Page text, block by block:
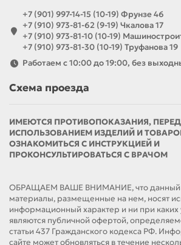
+7 (901) 997-14-15 (10-19) Фрунзе 46
+7 (910) 973-81-62 (9-19) Чкалова 17
+7 (910) 973-81-10 (10-19)
+7 (910) 973-81-30 (10-19) Труфанова 19
Работаем с 10:00 до 19:00, без
Схема проезда
ИМЕЮТСЯ ПРОТИВОПОКАЗАНИЯ, ПЕРЕД
ИСПОЛЬЗОВАНИЕМ ИЗДЕЛИЙ И
ОЗНАКОМИТЬСЯ С ИНСТРУКЦИЕЙ И
ПРОКОНСУЛЬТИРОВАТЬСЯ С ВРАЧОМ
ОБРАЩАЕМ ВАШЕ ВНИМАНИЕ, что данный
материалы, размещенные на нем, носят
информационный характер и ни при каких
являются публичной офертой,
статьи 437 Гражданского кодекса РФ.
сайте может обновляться в течение